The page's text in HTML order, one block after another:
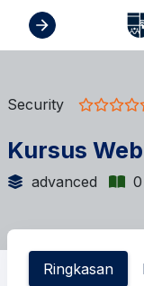
Security
Kursus
advanced
Ringkasan